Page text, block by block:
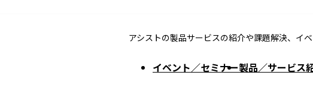
アシストの製品サービスの紹介や課題解決、イ
イベント／セミナー製品／サービス